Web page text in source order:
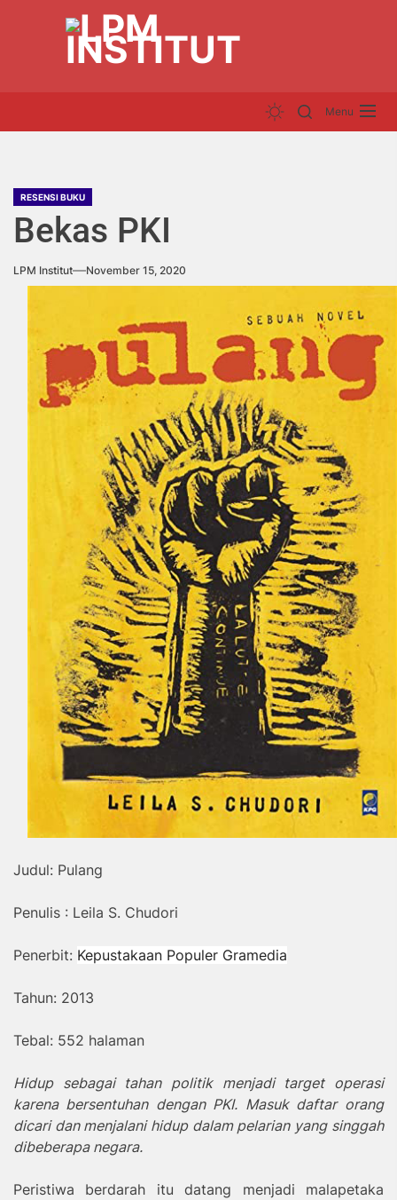
Menu
RESENSI BUKU
Bekas PKI
LPM Institut November 15, 2020
Judul: Pulang
Penulis : Leila S. Chudori
Penerbit: Kepustakaan Populer Gramedia
Tahun: 2013
Tebal: 552 halaman
Hidup sebagai tahan politik menjadi target operasi
karena bersentuhan dengan PKI. Masuk daftar orang
dicari dan menjalani hidup dalam pelarian yang singgah
dibeberapa negara.
Peristiwa berdarah itu datang menjadi malapetaka